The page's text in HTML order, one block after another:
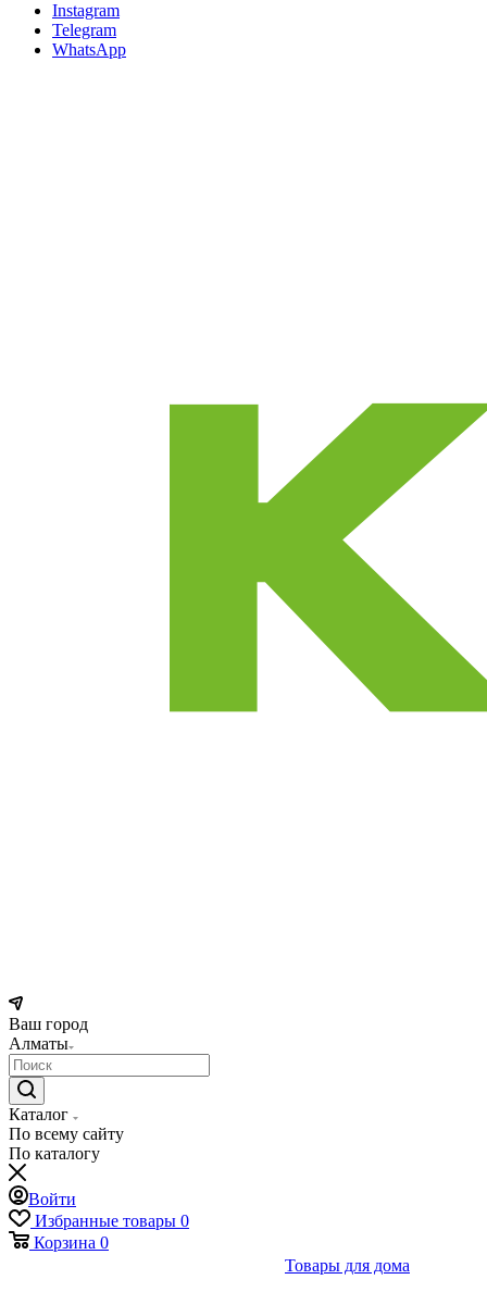
Instagram
Telegram
WhatsApp
Ваш город
Алматы
Каталог
По всему сайту
По каталогу
Войти
Избранные товары 0
Корзина 0
Товары для дома